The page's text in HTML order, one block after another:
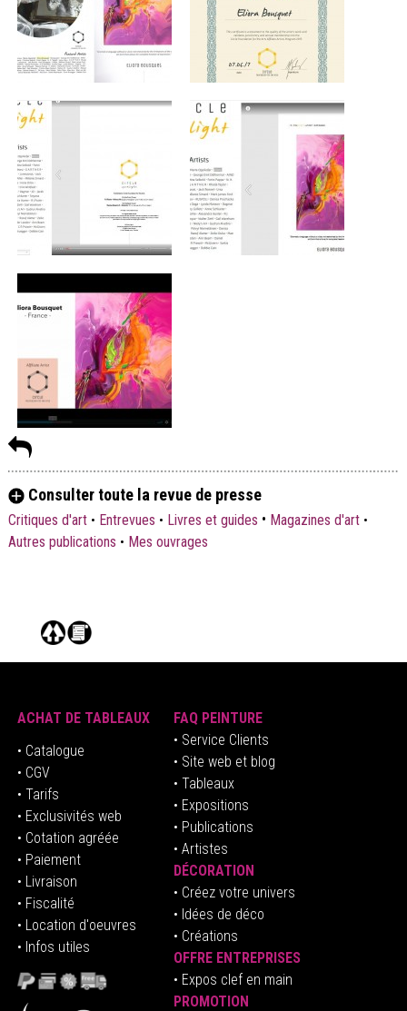
Consulter toute la revue de presse
Critiques d'art • Entrevues • Livres et guides • Magazines d'art•
Autres publications • Mes ouvrages
ACHAT DE TABLEAUX
• Catalogue
• CGV
• Tarifs
• Exclusivités web
• Cotation agréée
• Paiement
• Livraison
• Fiscalité
• Location d'oeuvres
• Infos utiles
FAQ PEINTURE
• Service Clients
• Site web et blog
• Tableaux
• Expositions
• Publications
• Artistes
DÉCORATION
• Créez votre univers
• Idées de déco
• Créations
OFFRE ENTREPRISES
• Expos clef en main
PROMOTION